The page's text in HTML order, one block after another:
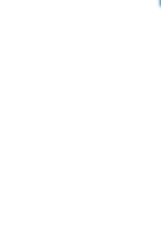
S.R.L. Cap. Soc.